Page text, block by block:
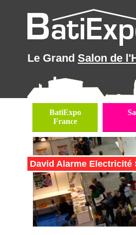
Le Grand Salon de
BatiExpo
France
David Alarme Electricité